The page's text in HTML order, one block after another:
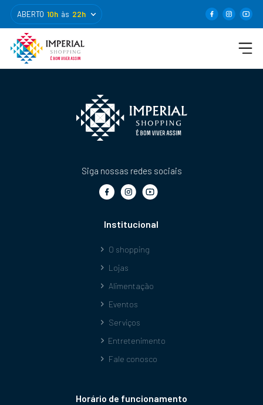
ABERTO 10h às 22h
Siga nossas redes sociais
Institucional
O shopping
Lojas
Alimentação
Eventos
Serviços
Entretenimento
Fale conosco
Horário de funcionamento